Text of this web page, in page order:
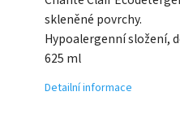
skleněné povrchy.
Hypoalergenní složení,
625 ml
Detailní informace